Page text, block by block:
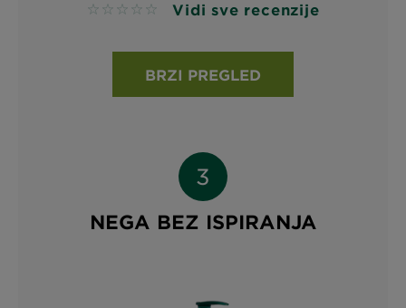
No reviews Vidi sve recenzije
BRZI PREGLED
NEGA BEZ ISPIRANJA